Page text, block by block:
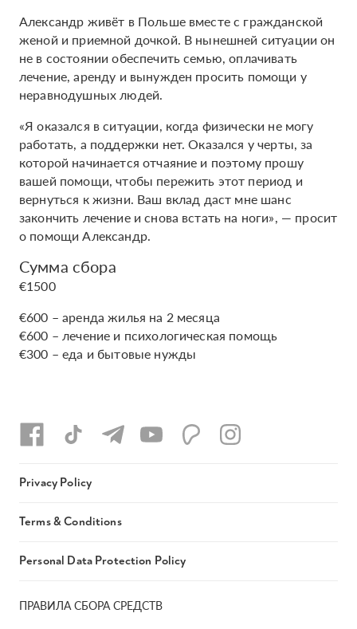
Александр живёт в Польше вместе с гражданской
женой и приемной дочкой. В нынешней ситуации он
не в состоянии обеспечить семью, оплачивать
лечение, аренду и вынужден просить помощи у
неравнодушных людей.
«Я оказался в ситуации, когда физически не могу
работать, а поддержки нет. Оказался у черты, за
которой начинается отчаяние и поэтому прошу
вашей помощи, чтобы пережить этот период и
вернуться к жизни. Ваш вклад даст мне шанс
закончить лечение и снова встать на ноги», — просит
о помощи Александр.
Сумма сбора
€1500
€600 – аренда жилья на 2 месяца
€600 – лечение и психологическая помощь
€300 – еда и бытовые нужды
ПРАВИЛА СБОРА СРЕДСТВ
Privacy Policy
Terms & Conditions
Personal Data Protection Policy